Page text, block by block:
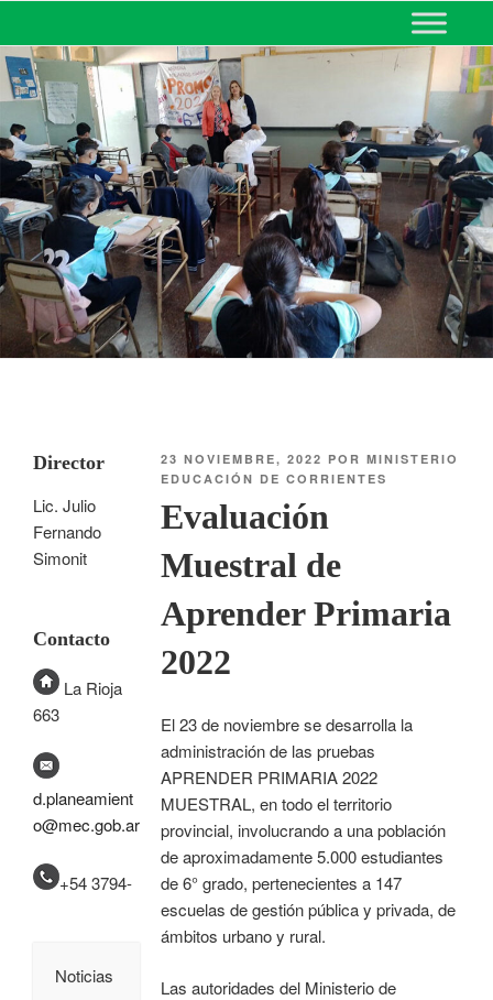
MINISTERIO DE EDUCACIÓN
DE CORRIENTES
23 NOVIEMBRE, 2022 PORMINISTERIO
EDUCACIÓN DE CORRIENTES
Evaluación
Muestral de
Aprender Primaria
2022
El 23 de noviembre se desarrolla la
administración de las pruebas
APRENDER PRIMARIA 2022
MUESTRAL, en todo el territorio
provincial, involucrando a una población
de aproximadamente 5.000 estudiantes
de 6° grado, pertenecientes a 147
escuelas de gestión pública y privada, de
ámbitos urbano y rural.
Las autoridades del Ministerio de
Director
Lic. Julio
Fernando
Simonit
Contacto
La Rioja
663
d.planeamient
o@mec.gob.ar
+54 3794-
Noticias